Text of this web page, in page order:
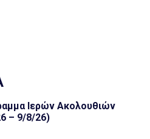
Ιερών Ακολουθιών
– 9/8/26)